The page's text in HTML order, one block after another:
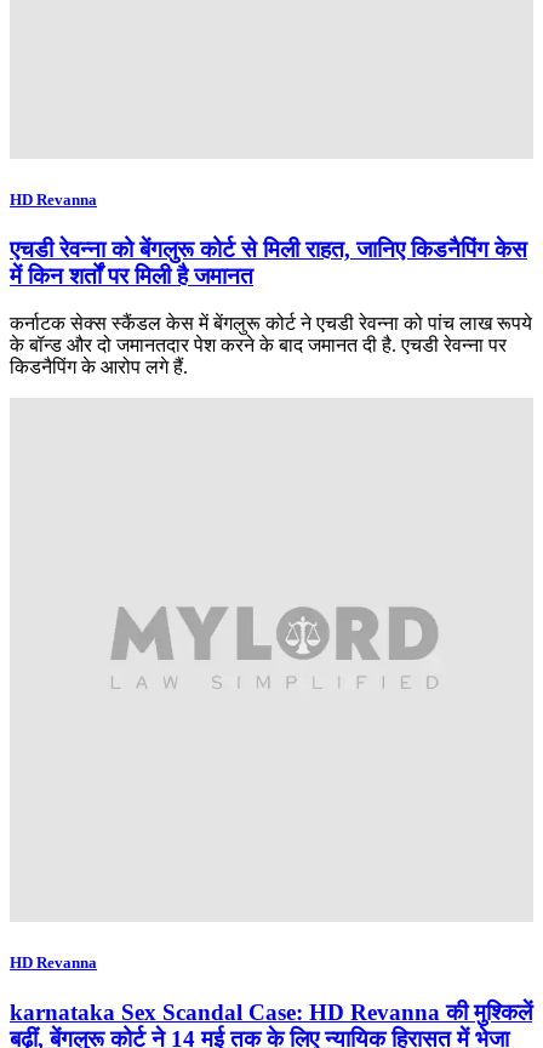
HD Revanna
एचडी रेवन्ना को बेंगलुरू कोर्ट से मिली राहत, जानिए किडनैपिंग केस
में किन शर्तों पर मिली है जमानत
कर्नाटक सेक्स स्कैंडल केस में बेंगलुरू कोर्ट ने एचडी रेवन्ना को पांच लाख रूपये
के बॉन्ड और दो जमानतदार पेश करने के बाद जमानत दी है. एचडी रेवन्ना पर
किडनैपिंग के आरोप लगे हैं.
HD Revanna
karnataka Sex Scandal Case: HD Revanna की मुश्किलें
बढ़ीं, बेंगलुरू कोर्ट ने 14 मई तक के लिए न्यायिक हिरासत में भेजा